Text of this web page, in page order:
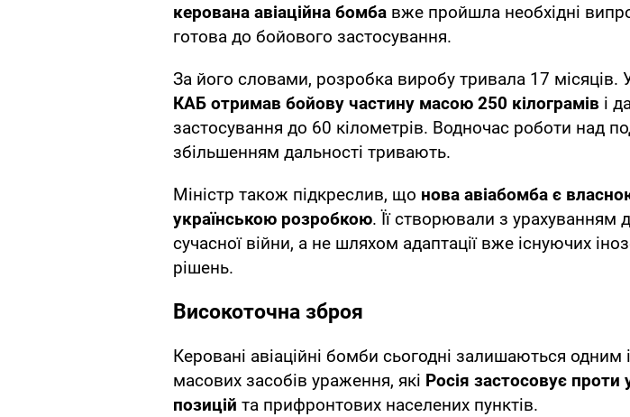
керована авіаційна бомба вже пройшла необхідні
готова до бойового застосування.
За його словами, розробка виробу тривала 17 місяців.
КАБ отримав бойову частину масою 250 кілограмів і
застосування до 60 кілометрів. Водночас роботи над
збільшенням дальності тривають.
Міністр також підкреслив, що нова авіабомба є
українською розробкою. Її створювали з урахуванням
сучасної війни, а не шляхом адаптації вже існуючих
рішень.
Високоточна зброя
Керовані авіаційні бомби сьогодні залишаються одним
масових засобів ураження, які Росія застосовує проти
позицій та прифронтових населених пунктів.